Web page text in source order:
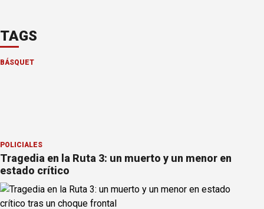
TAGS
BÁSQUET
POLICIALES
Tragedia en la Ruta 3: un muerto y un menor en
estado crítico